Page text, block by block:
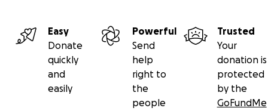
Easy
Donate
quickly
and
easily
Powerful
Send
help
right to
the
people
Trusted
Your
donation is
protected
by the
GoFundMe